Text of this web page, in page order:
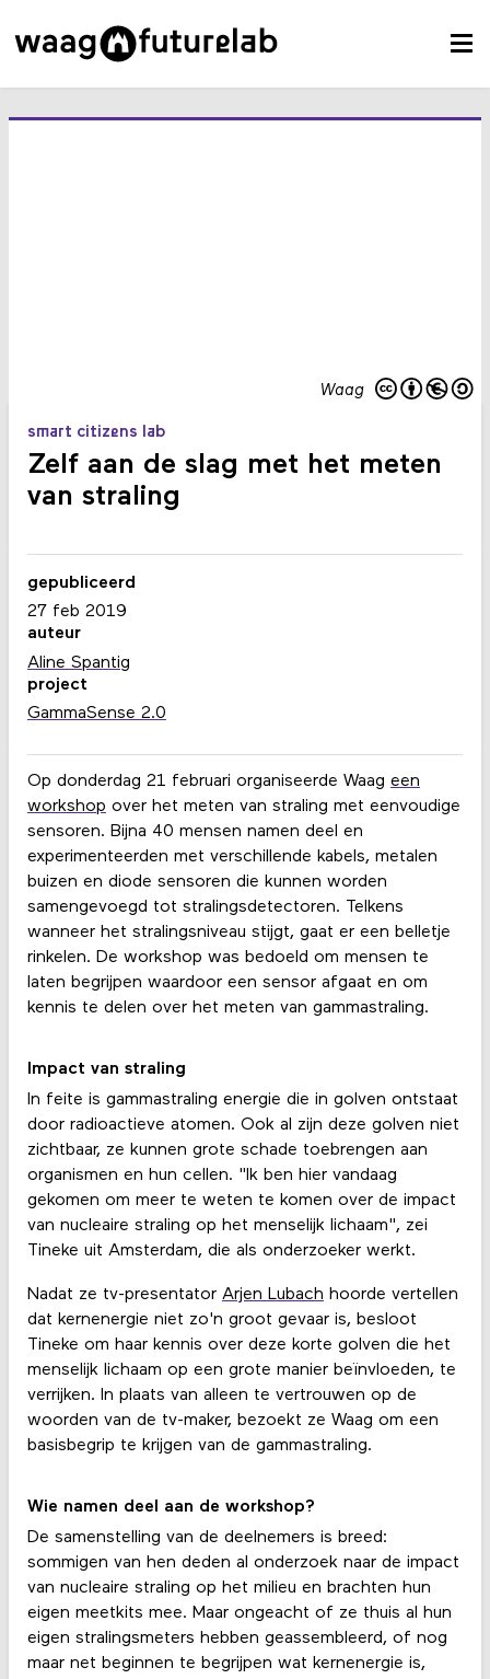
Waag
smart citizens lab
Zelf aan de slag met het meten
van straling
Op donderdag 21 februari organiseerde Waag een
workshop over het meten van straling met eenvoudige
sensoren. Bijna 40 mensen namen deel en
experimenteerden met verschillende kabels, metalen
buizen en diode sensoren die kunnen worden
samengevoegd tot stralingsdetectoren. Telkens
wanneer het stralingsniveau stijgt, gaat er een belletje
rinkelen. De workshop was bedoeld om mensen te
laten begrijpen waardoor een sensor afgaat en om
kennis te delen over het meten van gammastraling.
Impact van straling
In feite is gammastraling energie die in golven ontstaat
door radioactieve atomen. Ook al zijn deze golven niet
zichtbaar, ze kunnen grote schade toebrengen aan
organismen en hun cellen. "Ik ben hier vandaag
gekomen om meer te weten te komen over de impact
van nucleaire straling op het menselijk lichaam", zei
Tineke uit Amsterdam, die als onderzoeker werkt.
Nadat ze tv-presentator Arjen Lubach hoorde vertellen
dat kernenergie niet zo'n groot gevaar is, besloot
Tineke om haar kennis over deze korte golven die het
menselijk lichaam op een grote manier beïnvloeden, te
verrijken. In plaats van alleen te vertrouwen op de
woorden van de tv-maker, bezoekt ze Waag om een ​​
basisbegrip te krijgen van de gammastraling.
Wie namen deel aan de workshop?
De samenstelling van de deelnemers is breed:
sommigen van hen deden al onderzoek naar de impact
van nucleaire straling op het milieu en brachten hun
eigen meetkits mee. Maar ongeacht of ze thuis al hun
eigen stralingsmeters hebben geassembleerd, of nog
maar net beginnen te begrijpen wat kernenergie is,
gepubliceerd
27 feb 2019
auteur
Aline Spantig
project
GammaSense 2.0